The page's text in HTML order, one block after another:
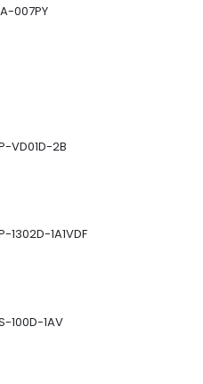
007PY
VD01D-2B
1302D-1A1VDF
100D-1AV